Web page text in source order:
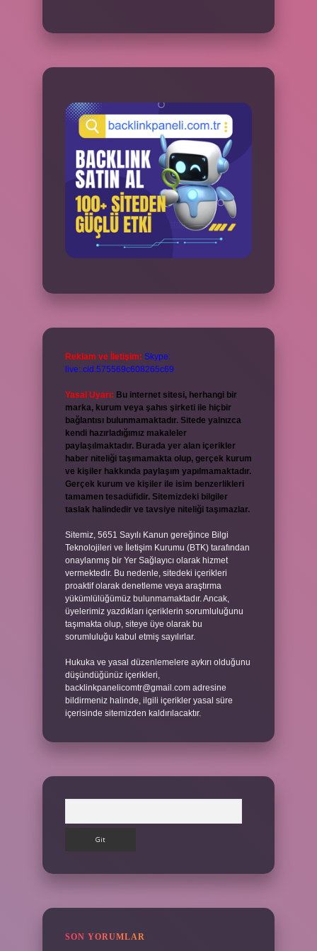
Reklam ve İletişim: Skype:
live:.cid.575569c608265c69
Yasal Uyarı: Bu internet sitesi, herhangi bir
marka, kurum veya şahıs şirketi ile hiçbir
bağlantısı bulunmamaktadır. Sitede yalnızca
kendi hazırladığımız makaleler
paylaşılmaktadır. Burada yer alan içerikler
haber niteliği taşımamakta olup, gerçek kurum
ve kişiler hakkında paylaşım yapılmamaktadır.
Gerçek kurum ve kişiler ile isim benzerlikleri
tamamen tesadüfidir. Sitemizdeki bilgiler
taslak halindedir ve tavsiye niteliği taşımazlar.
Sitemiz, 5651 Sayılı Kanun gereğince Bilgi
Teknolojileri ve İletişim Kurumu (BTK) tarafından
onaylanmış bir Yer Sağlayıcı olarak hizmet
vermektedir. Bu nedenle, sitedeki içerikleri
proaktif olarak denetleme veya araştırma
yükümlülüğümüz bulunmamaktadır. Ancak,
üyelerimiz yazdıkları içeriklerin sorumluluğunu
taşımakta olup, siteye üye olarak bu
sorumluluğu kabul etmiş sayılırlar.
Hukuka ve yasal düzenlemelere aykırı olduğunu
düşündüğünüz içerikleri,
backlinkpanelicomtr@gmail.com adresine
bildirmeniz halinde, ilgili içerikler yasal süre
içerisinde sitemizden kaldırılacaktır.
SON YORUMLAR